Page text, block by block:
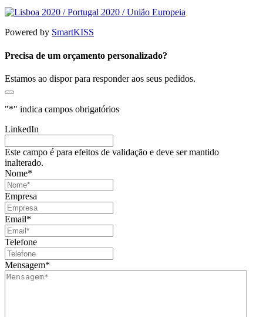
Powered by SmartKISS
Precisa de um orçamento personalizado?
Estamos ao dispor para responder aos seus pedidos.
"*" indica campos obrigatórios
LinkedIn
Este campo é para efeitos de validação e deve ser mantido
inalterado.
Nome*
Empresa
Email*
Telefone
Mensagem*